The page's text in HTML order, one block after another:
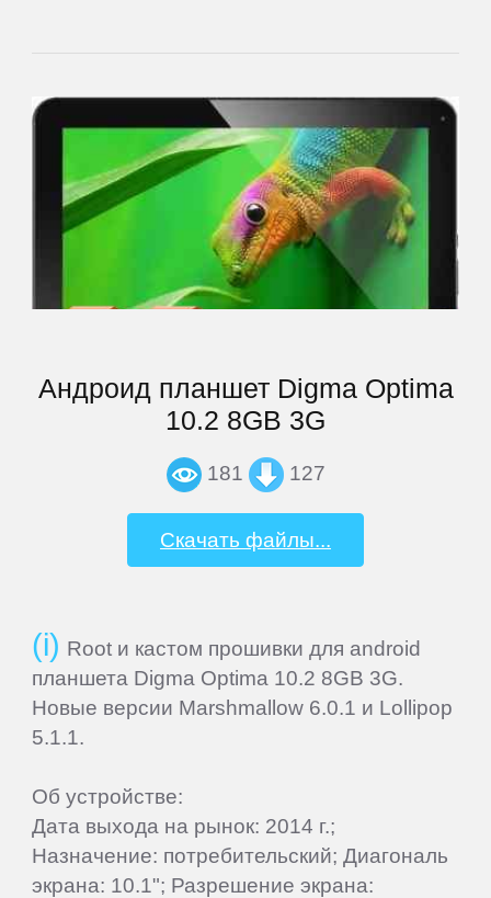
Андроид планшет Digma Optima
10.2 8GB 3G
181 127
Скачать файлы...
Root и кастом прошивки для android
планшета Digma Optima 10.2 8GB 3G.
Новые версии Marshmallow 6.0.1 и Lollipop
5.1.1.
Об устройстве:
Дата выхода на рынок: 2014 г.;
Назначение: потребительский; Диагональ
экрана: 10.1"; Разрешение экрана:
Highscreen
HP
iconBIT
iRiver
iRU
ITL
Keener